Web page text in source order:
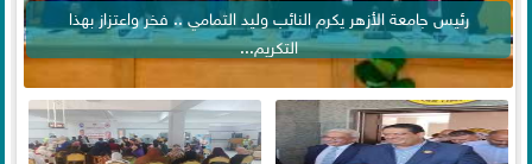
رئيس جامعة الأزهر يكرم النائب وليد التمامي .. فخر واعتزاز بهذا
التكريم...